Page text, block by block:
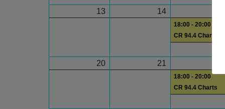
13 14
18:00 - 20:00
CR 94.4 Charts
20 21
18:00 - 20:00
CR 94.4 Charts